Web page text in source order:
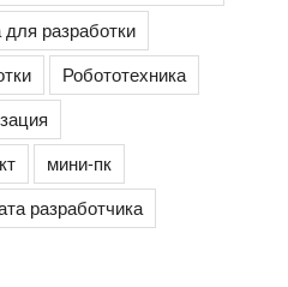
разработки
Робототехника
мини-пк
разработчика